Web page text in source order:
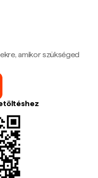
amikor szükséged